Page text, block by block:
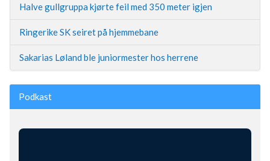
Halve gullgruppa kjørte feil med 350 meter igjen
Ringerike SK seiret på hjemmebane
Sakarias Løland ble juniormester hos herrene
Podkast